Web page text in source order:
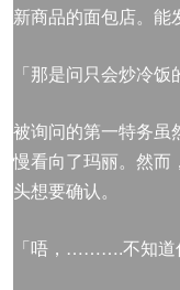
新商品的面包店。能
「那是问只会炒冷
被询问的第一特务虽
慢看向了玛丽。然而
头想要确认。
「唔，……….不知道